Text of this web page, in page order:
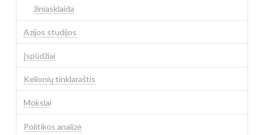
žiniasklaida
Azijos studijos
Įspūdžiai
Kelionių tinklaraštis
Mokslai
Politikos analizė